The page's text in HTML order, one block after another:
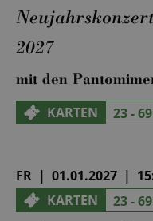
2027
mit den
KARTEN 23 -
FR | 01.01.2027 |
KARTEN
23 -